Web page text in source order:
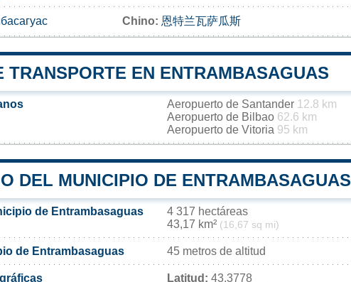
Chino: 恩特兰瓦萨瓜斯
TRANSPORTE EN ENTRAMBASAGUAS
Aeropuerto de Santander 12.8 km
Aeropuerto de Bilbao 62.6 km
Aeropuerto de Vitoria 95 km
DEL MUNICIPIO DE ENTRAMBASAGUAS
de Entrambasaguas
4 317 hectáreas
43,17 km² (16,67 sq mi)
de Entrambasaguas 45 metros de altitud
Latitud: 43.3778